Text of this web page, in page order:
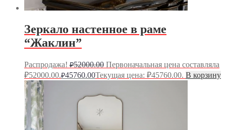
Зеркало настенное в раме
“Жаклин”
Распродажа! ₽52000.00 Первоначальная цена составляла
₽52000.00.₽45760.00Текущая цена: ₽45760.00. В корзину